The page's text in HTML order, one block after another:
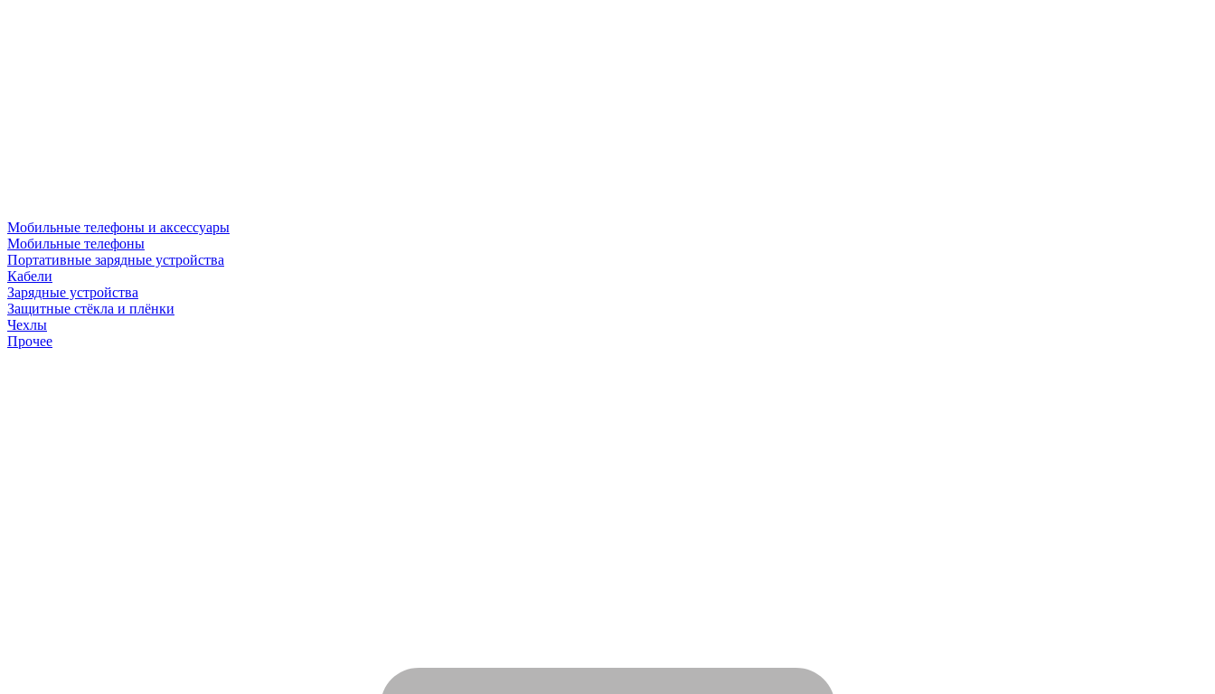
Мобильные телефоны и аксессуары
Мобильные телефоны
Портативные зарядные устройства
Кабели
Зарядные устройства
Защитные стёкла и плёнки
Чехлы
Прочее